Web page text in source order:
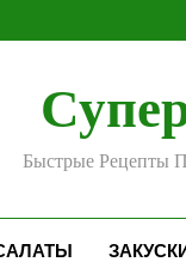
Быстрые Рецепты